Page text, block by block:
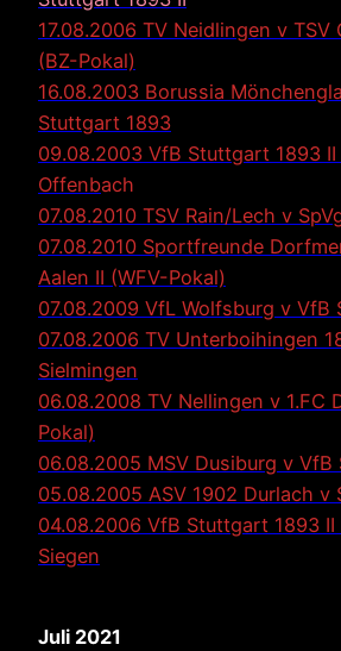
17.08.2006 TV Neidlingen v TSV
(BZ-Pokal)
16.08.2003 Borussia
Stuttgart 1893
09.08.2003 VfB Stuttgart 1893
Offenbach
07.08.2010 TSV Rain/Lech v
07.08.2010 Sportfreunde
Aalen II (WFV-Pokal)
07.08.2009 VfL Wolfsburg v VfB
07.08.2006 TV Unterboihingen
Sielmingen
06.08.2008 TV Nellingen v 1.FC
Pokal)
06.08.2005 MSV Dusiburg v
05.08.2005 ASV 1902 Durlach v
04.08.2006 VfB Stuttgart 1893
Siegen
Juli 2021